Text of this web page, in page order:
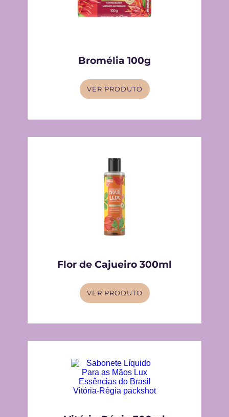
Bromélia 100g
VER PRODUTO
Flor de Cajueiro 300ml
VER PRODUTO